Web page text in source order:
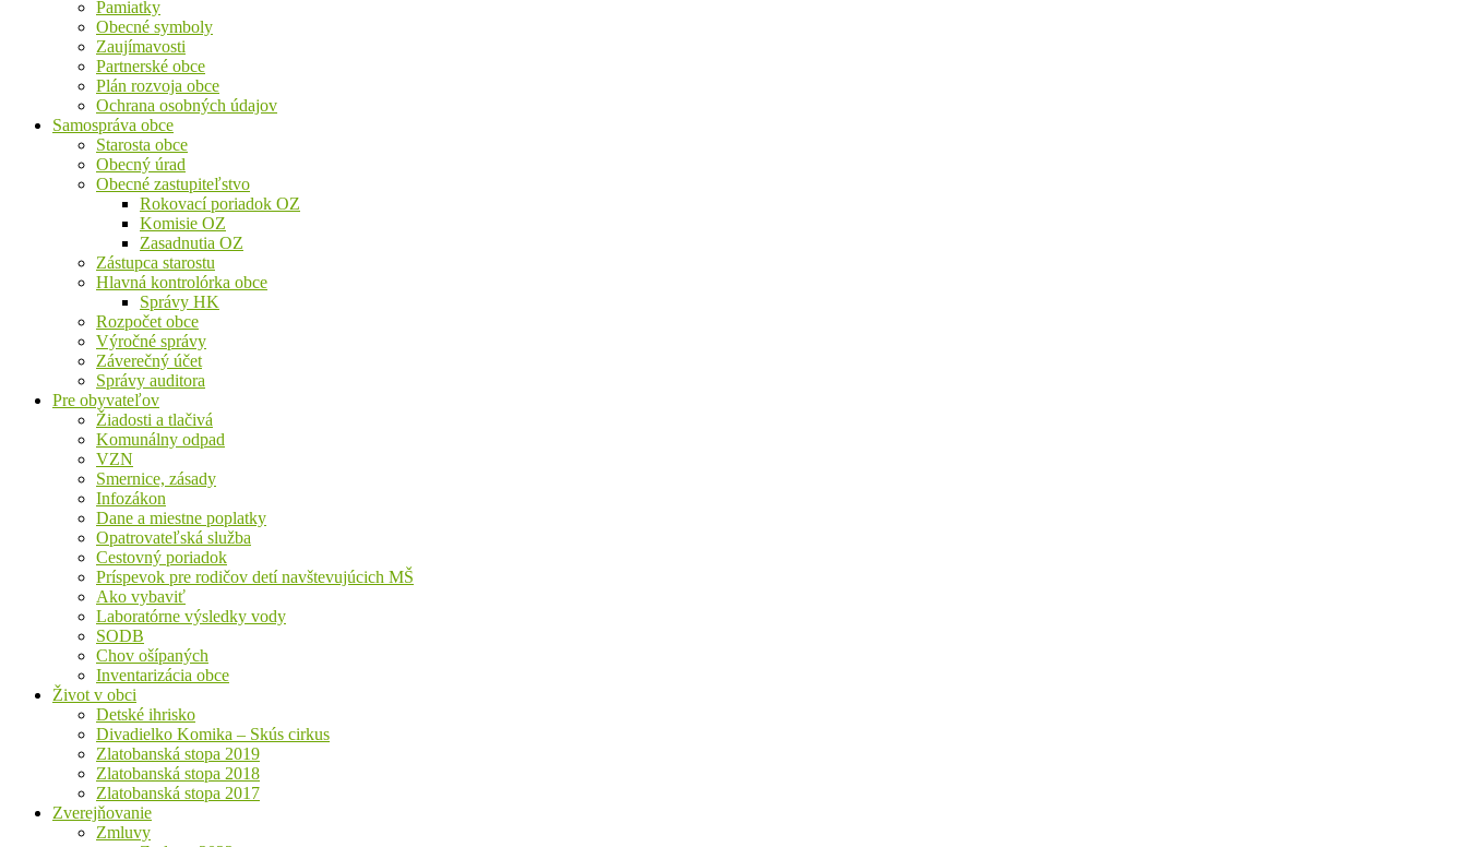
Pamiatky
Obecné symboly
Zaujímavosti
Partnerské obce
Plán rozvoja obce
Ochrana osobných údajov
Samospráva obce
Starosta obce
Obecný úrad
Obecné zastupiteľstvo
Rokovací poriadok OZ
Komisie OZ
Zasadnutia OZ
Zástupca starostu
Hlavná kontrolórka obce
Správy HK
Rozpočet obce
Výročné správy
Záverečný účet
Správy auditora
Pre obyvateľov
Žiadosti a tlačivá
Komunálny odpad
VZN
Smernice, zásady
Infozákon
Dane a miestne poplatky
Opatrovateľská služba
Cestovný poriadok
Príspevok pre rodičov detí navštevujúcich MŠ
Ako vybaviť
Laboratórne výsledky vody
SODB
Chov ošípaných
Inventarizácia obce
Život v obci
Detské ihrisko
Divadielko Komika – Skús cirkus
Zlatobanská stopa 2019
Zlatobanská stopa 2018
Zlatobanská stopa 2017
Zverejňovanie
Zmluvy